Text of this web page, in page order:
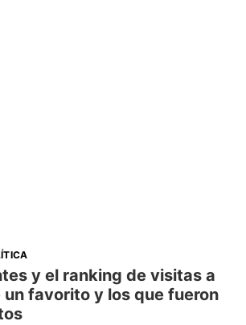
y el ranking de visitas a
un favorito y los que fueron